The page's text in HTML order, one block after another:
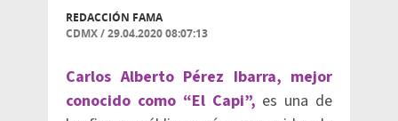
REDACCIÓN FAMA
CDMX/29.04.2020 08:07:13
Carlos Alberto Pérez Ibarra, mejor
conocido como “El Capi”, es una de